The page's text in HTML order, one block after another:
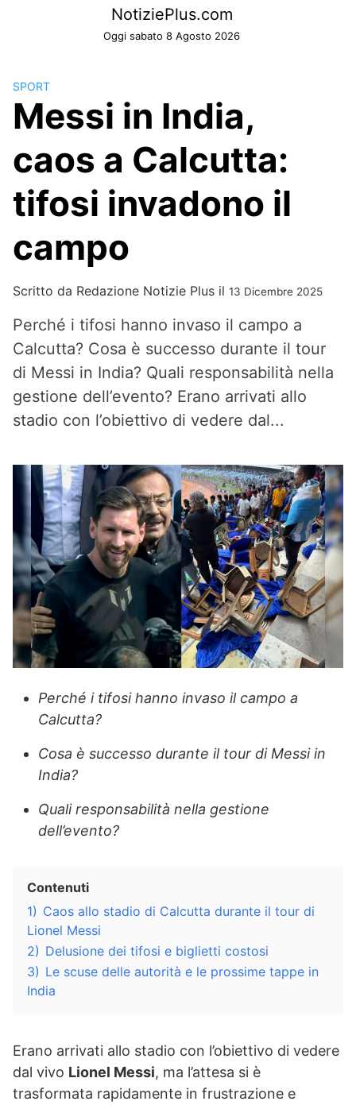
NotiziePlus.com
Oggi sabato 8 Agosto 2026
SPORT
Messi in India,
caos a Calcutta:
tifosi invadono il
campo
Scritto da Redazione Notizie Plus il 13 Dicembre 2025
Perché i tifosi hanno invaso il campo a
Calcutta? Cosa è successo durante il tour
di Messi in India? Quali responsabilità nella
gestione dell’evento? Erano arrivati allo
stadio con l’obiettivo di vedere dal...
Perché i tifosi hanno invaso il campo a
Calcutta?
Cosa è successo durante il tour di Messi in
India?
Quali responsabilità nella gestione
dell’evento?
Contenuti
1) Caos allo stadio di Calcutta durante il tour di
Lionel Messi
2) Delusione dei tifosi e biglietti costosi
3) Le scuse delle autorità e le prossime tappe in
India
Erano arrivati allo stadio con l’obiettivo di vedere
dal vivo Lionel Messi, ma l’attesa si è
trasformata rapidamente in frustrazione e